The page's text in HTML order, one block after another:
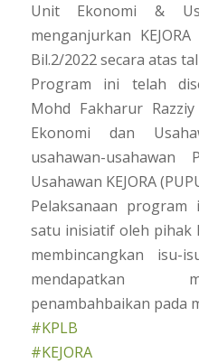
Unit Ekonomi &
menganjurkan
Bil.2/2022 secara atas
Program ini telah
Mohd Fakharur
Ekonomi dan
usahawan-usahawan
Usahawan KEJORA
Pelaksanaan
satu inisiatif oleh pihak
membincangkan isu-
mendapatkan
penambahbaikan pada
#KPLB
#KEJORA